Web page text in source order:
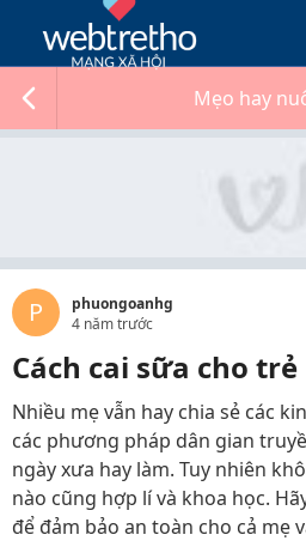
Mẹo hay
P
phuongoanhg
4 năm trước
Cách cai sữa cho trẻ
Nhiều mẹ vẫn hay chia sẻ các
các phương pháp dân gian
ngày xưa hay làm. Tuy nhiên
nào cũng hợp lí và khoa học.
để đảm bảo an toàn cho cả mẹ